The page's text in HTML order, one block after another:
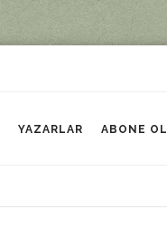
YAZARLAR ABONE OL